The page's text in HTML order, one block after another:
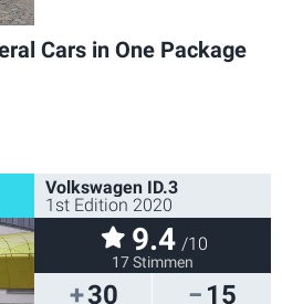
Cars in One Package
30 15
Volkswagen ID.3
1st Edition 2020
9.4 /10
17 Stimmen